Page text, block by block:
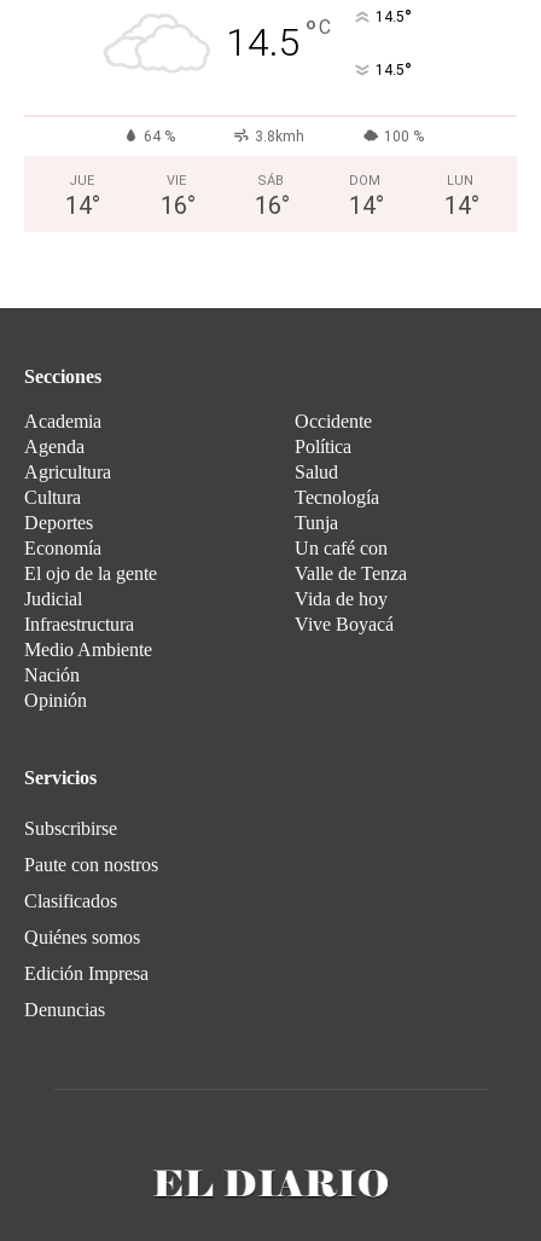
14.5 °C 14.5°
14.5°
64 % 3.8kmh 100 %
JUE
14°
VIE
16°
SÁB
16°
DOM
14°
LUN
14°
Secciones
Academia
Agenda
Agricultura
Cultura
Deportes
Economía
El ojo de la gente
Judicial
Infraestructura
Medio Ambiente
Nación
Opinión
Occidente
Política
Salud
Tecnología
Tunja
Un café con
Valle de Tenza
Vida de hoy
Vive Boyacá
Servicios
Subscribirse
Paute con nostros
Clasificados
Quiénes somos
Edición Impresa
Denuncias